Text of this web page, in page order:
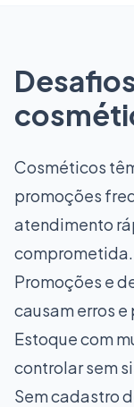
Cosméticos
promoções
atendimento
comprometida.
Promoções e
causam erros e
Estoque com
controlar sem
Sem cadastro